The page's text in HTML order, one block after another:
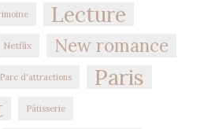
Lecture
Netflix New romance
Parc d'attractions Paris
Pâtisserie